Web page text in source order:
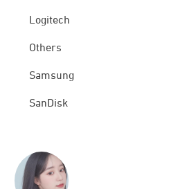
Logitech
Others
Samsung
SanDisk